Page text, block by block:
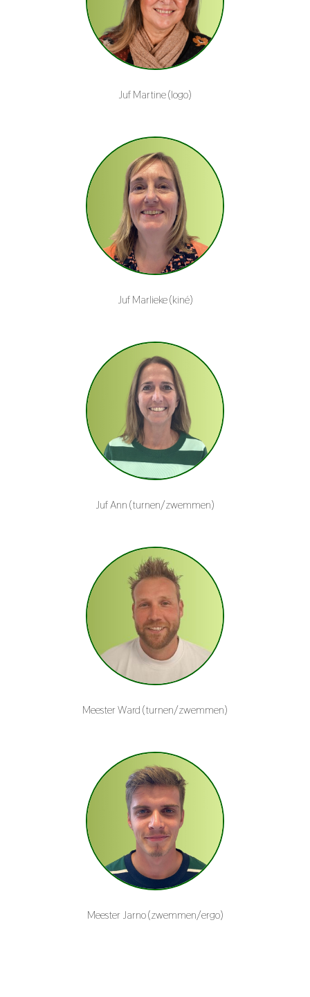
Juf Martine (logo)
Juf Marlieke (kiné)
Juf Ann (turnen/zwemmen)
Meester Ward (turnen/zwemmen)
Meester Jarno (zwemmen/ergo)